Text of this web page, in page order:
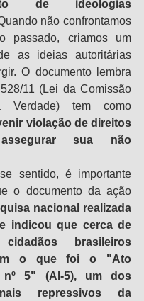
de ideologias
não confrontamos
passado, criamos um
as ideias autoritárias
O documento lembra
11 (Lei da Comissão
Verdade) tem como
violação de direitos
assegurar sua não
é importante
nacional realizada
indicou que cerca de
brasileiros
o que foi o "Ato
nº 5" (AI-5), um dos
repressivos da